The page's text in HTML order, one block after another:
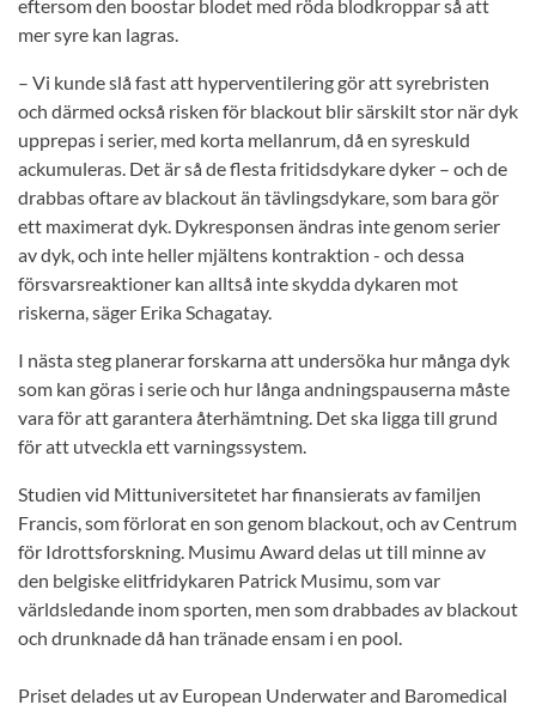
eftersom den boostar blodet med röda blodkroppar så att
mer syre kan lagras.
– Vi kunde slå fast att hyperventilering gör att syrebristen
och därmed också risken för blackout blir särskilt stor när dyk
upprepas i serier, med korta mellanrum, då en syreskuld
ackumuleras. Det är så de flesta fritidsdykare dyker – och de
drabbas oftare av blackout än tävlingsdykare, som bara gör
ett maximerat dyk. Dykresponsen ändras inte genom serier
av dyk, och inte heller mjältens kontraktion - och dessa
försvarsreaktioner kan alltså inte skydda dykaren mot
riskerna, säger Erika Schagatay.
I nästa steg planerar forskarna att undersöka hur många dyk
som kan göras i serie och hur långa andningspauserna måste
vara för att garantera återhämtning. Det ska ligga till grund
för att utveckla ett varningssystem.
Studien vid Mittuniversitetet har finansierats av familjen
Francis, som förlorat en son genom blackout, och av Centrum
för Idrottsforskning. Musimu Award delas ut till minne av
den belgiske elitfridykaren Patrick Musimu, som var
världsledande inom sporten, men som drabbades av blackout
och drunknade då han tränade ensam i en pool.
Priset delades ut av European Underwater and Baromedical